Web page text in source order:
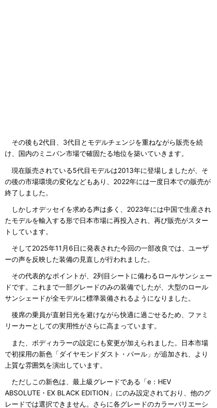
その後も2代目、3代目とモデルチェンジを重ねながら販売を続
け、国内のミニバン市場で確固たる地位を築いていきます。
現在販売されている5代目モデルは2013年に登場しましたが、そ
の後の市場環境の変化などもあり、2022年には一度日本での販売が
終了しました。
しかしオデッセイを求める声は多く、2023年には中国で生産され
たモデルを輸入する形で日本市場に再投入され、再び販売がスター
トしています。
そして2025年11月6日に発表された今回の一部改良では、ユーザ
ーの声を反映した装備の見直しが行われました。
その代表的なポイントが、2列目シートに備わるロールサンシェー
ドです。これまで一部グレードのみの装備でしたが、大型のロール
サンシェードが全モデルに標準装備されるようになりました。
後席の乗員が直射日光を避けながら快適に過ごせるため、ファミ
リーカーとしての実用性がさらに高まっています。
また、ボディカラーの設定にも変更が加えられました。日本市場
で初採用の新色「ダイヤモンドダスト・パール」が追加され、より
上質な雰囲気を演出しています。
ただしこの新色は、最上級グレードである「e：HEV
ABSOLUTE・EX BLACK EDITION」にのみ設定されており、他のグ
レードでは選択できません。さらに各グレードのカラーバリエーシ